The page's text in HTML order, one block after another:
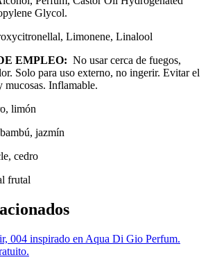
Glycol.
Limonene, Linalool
EMPLEO: No usar cerca de fuegos,
Solo para uso externo, no ingerir. Evitar el
mucosas. Inflamable.
limón
jazmín
cedro
frutal